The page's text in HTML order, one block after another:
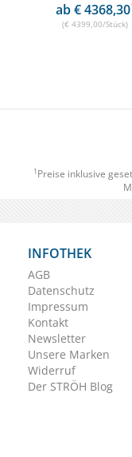
ab € 4368,301
(€ 4399,00/Stück)
1 Preise inklusive
INFOTHEK
AGB
Datenschutz
Impressum
Kontakt
Newsletter
Unsere Marken
Widerruf
Der STRÖH Blog